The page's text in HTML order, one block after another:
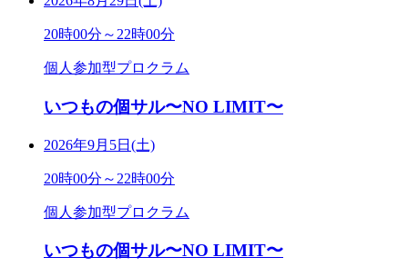
20時00分～22時00分
個人参加型プロクラム
いつもの個サル〜NO LIMIT〜
2026年9月5日(土)
20時00分～22時00分
個人参加型プロクラム
いつもの個サル〜NO LIMIT〜